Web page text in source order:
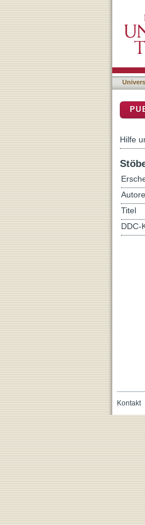
Hilfe
Titel
DDC-
Kontakt